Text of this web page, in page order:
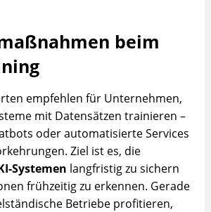
beim
empfehlen für Unternehmen,
mit Datensätzen trainieren –
oder automatisierte Services
Ziel ist es, die
Systemen langfristig zu sichern
frühzeitig zu erkennen. Gerade
Betriebe profitieren,